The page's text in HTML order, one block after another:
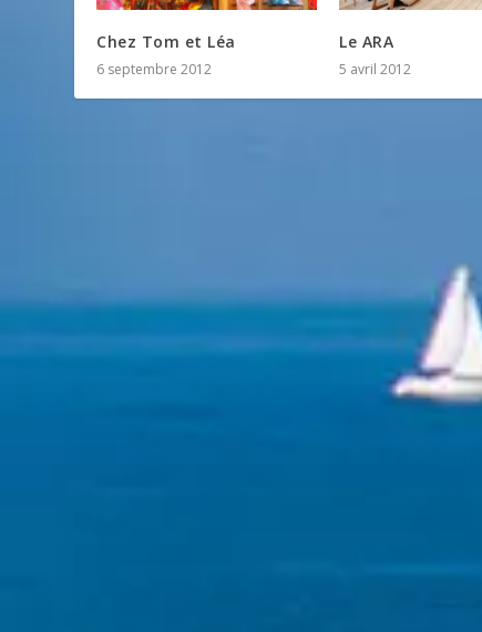
Chez Tom et Léa
6 septembre 2012
Le ARA
5 avril 2012